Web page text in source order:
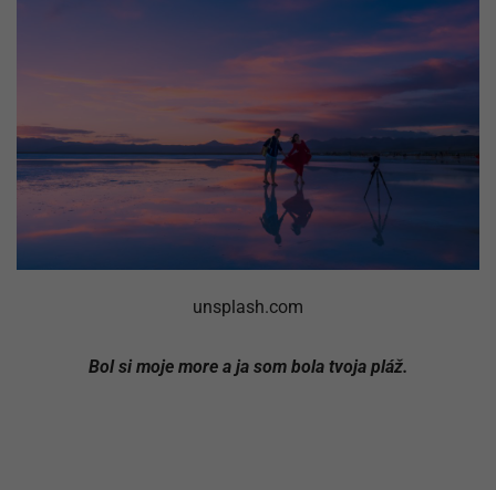
unsplash.com
Bol si moje more a ja som bola tvoja pláž.